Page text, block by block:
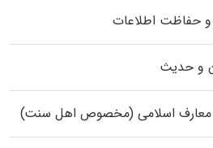
و حفاظت اطلاعات
و حدیث
و معارف اسلامی (مخصوص اهل سنت)